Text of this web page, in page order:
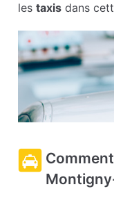
lestaxis dans